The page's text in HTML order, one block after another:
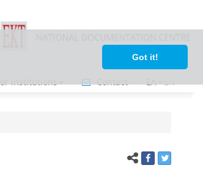
Got it!
institutions Contact ΕΛ•ΕΝ